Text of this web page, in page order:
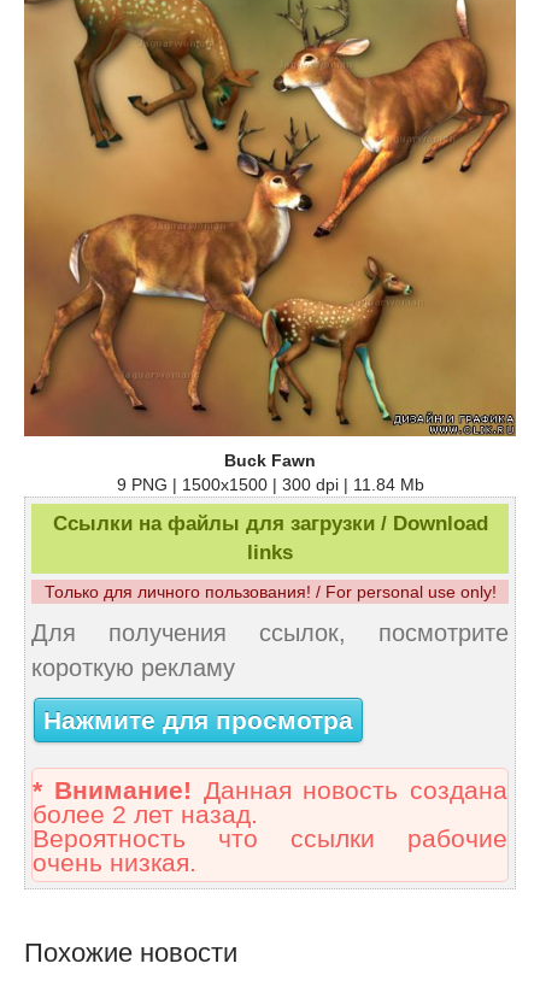
Buck Fawn
9 PNG | 1500x1500 | 300 dpi | 11.84 Mb
Ссылки на файлы для загрузки / Download
links
Только для личного пользования! / For personal use only!
Для получения ссылок, посмотрите
короткую рекламу
Нажмите для просмотра
* Внимание! Данная новость создана
более 2 лет назад.
Вероятность что ссылки рабочие
очень низкая.
Похожие новости